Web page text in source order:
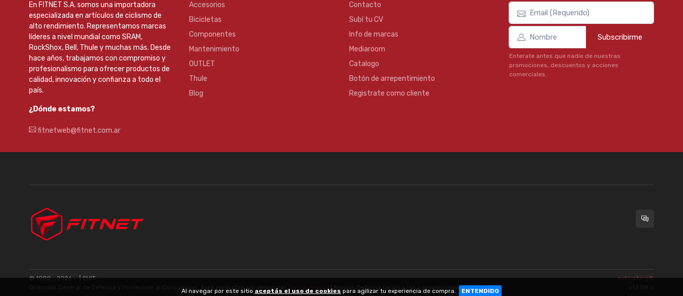
En FITNET S.A. somos una importadora
especializada en artículos de ciclismo de
alto rendimiento. Representamos marcas
líderes a nivel mundial como SRAM,
RockShox, Bell, Thule y muchas más. Desde
hace años, trabajamos con compromiso y
profesionalismo para ofrecer productos de
calidad, innovación y confianza a todo el
país.
¿Dónde estamos?
fitnetweb@fitnet.com.ar
Accesorios
Bicicletas
Componentes
Mantenimiento
OUTLET
Thule
Blog
Contacto
Subí tu CV
Info de marcas
Mediaroom
Catalogo
Botón de arrepentimiento
Registrate como cliente
Subscribirme
Enterate antes que nadie de nuestras
promociones, descuentos y acciones
comerciales.
© 1980 - 2026 -| CUIT -
Dirección General de Defensa y Protección al Consumidor: Para consultas y/o denuncias [ingrese aquí] | Nación: Defensa de las y los consumidores[ingrese aquí]
nubixstore®
Al navegar por este sitio aceptás el uso de cookies para agilizar tu experiencia de compra. ENTENDIDO